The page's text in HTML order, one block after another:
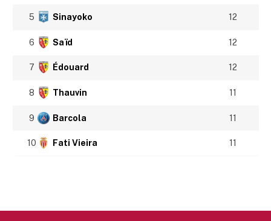
5 Sinayoko 12
6 Saïd 12
7 Édouard 12
8 Thauvin 11
9 Barcola 11
10 Fati Vieira 11